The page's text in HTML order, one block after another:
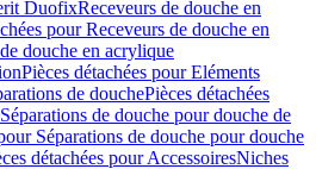
DuofixReceveurs de douche en
pour Receveurs de douche en
douche en acrylique
Pièces détachées pour Eléments
de douchePièces détachées
Séparations de douche pour douche de
Séparations de douche pour douche
détachées pour AccessoiresNiches